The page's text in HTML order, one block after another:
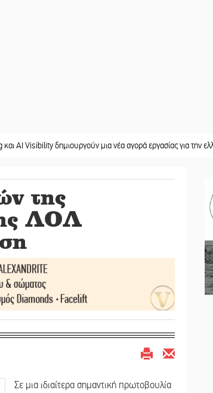
δημιουργούν μια νέα αγορά εργασίας για την ελληνική
της
ΛΟΛ
Σε μια ιδιαίτερα σημαντική πρωτοβουλία